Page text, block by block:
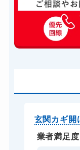
玄関カギ修
玄関カギ作
玄関カギ交換
バイクカギ
スーツケースカ
金庫カギ開け
玄関カギ開
業者満足度